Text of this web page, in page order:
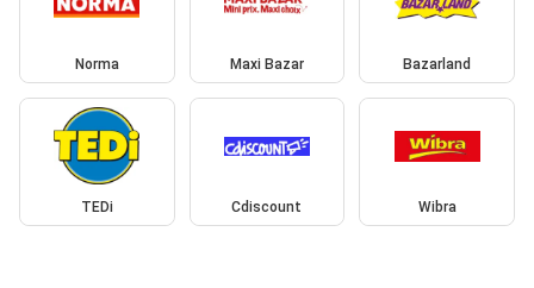
Norma Maxi Bazar Bazarland
TEDi Cdiscount Wibra